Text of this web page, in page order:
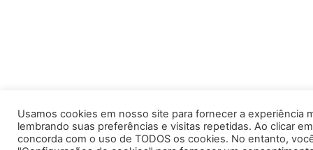
Usamos cookies em nosso site para fornecer a experiência
lembrando suas preferências e visitas repetidas. Ao clicar
concorda com o uso de TODOS os cookies. No entanto,